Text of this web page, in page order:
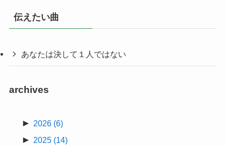
伝えたい曲
あなたは決して１人ではない
archives
► 2026 (6)
► 2025 (14)